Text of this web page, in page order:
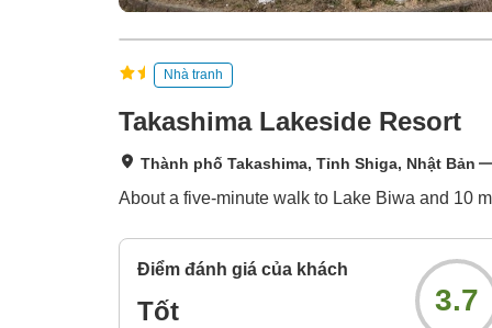
Nhà tranh
Takashima Lakeside Resort
Thành phố Takashima, Tỉnh Shiga, Nhật Bản
About a five-minute walk to Lake Biwa and 10
Điểm đánh giá của khách
Tốt 3.7